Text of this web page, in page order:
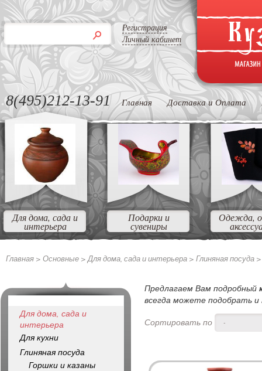
Регистрация
Личный кабинет
8(495)212-13-91 Главная Доставка и Оплата
Для дома, сада и
интерьера
Подарки и
сувениры
Одежда,
Главная > Основные >Для дома, сада и интерьера > Глиняная посуда
Предлагаем Вам подробный
всегда можете подобрать и
Сортировать по
-
Для дома, сада и
интерьера
Для кухни
Глиняная посуда
Горшки и казаны